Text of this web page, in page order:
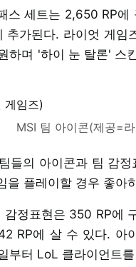
스 세트는 2,650 RP
추가된다. 라이엇 게
하며 '하이 눈 탈론' 스
MSI 팀 아이콘(제공=
들의 아이콘과 팀 감
을 플레이할 경우 좋아
정표현은 350 RP에
RP에 살 수 있다. 아
부터 LoL 클라이언트